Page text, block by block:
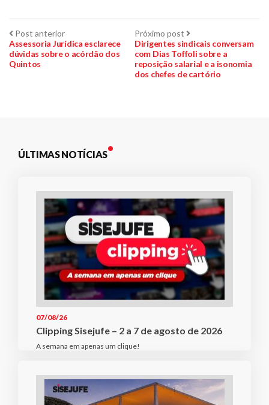
Navegação
de
Post anteriorPost
anterior:
Assessoria Jurídica esclarece
dúvidas sobre o acórdão dos
Quintos
Próximo post Próximo
post:
Dirigentes sindicais conversam
com Dias Toffoli sobre a
reposição salarial e a isonomia
dos chefes de cartório
ÚLTIMAS NOTÍCIAS
07/08/26
Clipping Sisejufe – 2 a 7 de agosto de 2026
A semana em apenas um clique!